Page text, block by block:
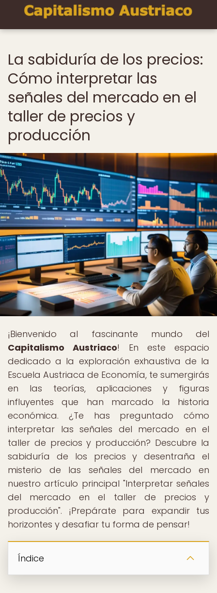
La sabiduría de los precios:
Cómo interpretar las
señales del mercado en el
taller de precios y
producción
¡Bienvenido al fascinante mundo del
Capitalismo Austriaco! En este espacio
dedicado a la exploración exhaustiva de la
Escuela Austriaca de Economía, te sumergirás
en las teorías, aplicaciones y figuras
influyentes que han marcado la historia
económica. ¿Te has preguntado cómo
interpretar las señales del mercado en el
taller de precios y producción? Descubre la
sabiduría de los precios y desentraña el
misterio de las señales del mercado en
nuestro artículo principal "Interpretar señales
del mercado en el taller de precios y
producción". ¡Prepárate para expandir tus
horizontes y desafiar tu forma de pensar!
Índice